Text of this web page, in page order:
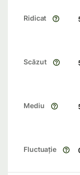
Ridicat
Scăzut
Mediu
Fluctuație